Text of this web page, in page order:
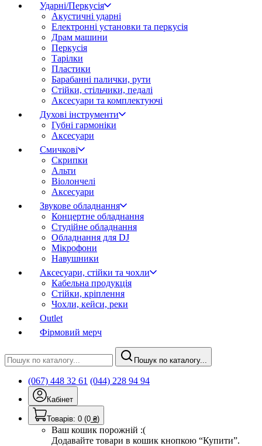
Ударні/Перкусія
Акустичні ударні
Електронні установки та перкусія
Драм машини
Перкусія
Тарілки
Пластики
Барабанні палички, рути
Стійки, стільчики, педалі
Аксесуари та комплектуючі
Духові інструменти
Губні гармоніки
Аксесуари
Смичкові
Скрипки
Альти
Віолончелі
Аксесуари
Звукове обладнання
Концертне обладнання
Студійне обладнання
Обладнання для DJ
Мікрофони
Навушники
Аксесуари, стійки та чохли
Кабельна продукція
Стійки, кріплення
Чохли, кейси, реки
Outlet
Фірмовий мерч
Пошук по каталогу...
(067) 448 32 61 (044) 228 94 94
Кабінет
Товарів: 0 (0 ₴)
Ваш кошик порожній :(
Додавайте товари в кошик кнопкою “Купити”.